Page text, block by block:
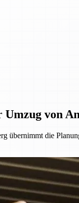
von
übernimmt die